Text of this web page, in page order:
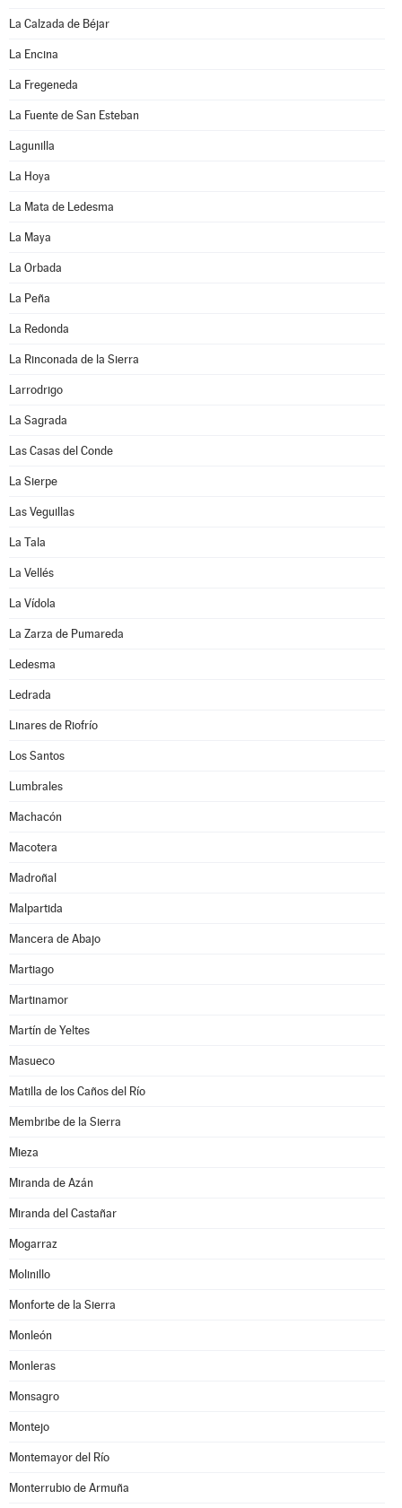
La Calzada de Béjar
La Encina
La Fregeneda
La Fuente de San Esteban
Lagunilla
La Hoya
La Mata de Ledesma
La Maya
La Orbada
La Peña
La Redonda
La Rinconada de la Sierra
Larrodrigo
La Sagrada
Las Casas del Conde
La Sierpe
Las Veguillas
La Tala
La Vellés
La Vídola
La Zarza de Pumareda
Ledesma
Ledrada
Linares de Riofrío
Los Santos
Lumbrales
Machacón
Macotera
Madroñal
Malpartida
Mancera de Abajo
Martiago
Martinamor
Martín de Yeltes
Masueco
Matilla de los Caños del Río
Membribe de la Sierra
Mieza
Miranda de Azán
Miranda del Castañar
Mogarraz
Molinillo
Monforte de la Sierra
Monleón
Monleras
Monsagro
Montejo
Montemayor del Río
Monterrubio de Armuña